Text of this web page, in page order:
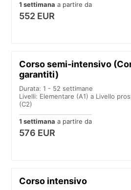
1 settimana a partire da
552 EUR
Corso semi-intensivo
garantiti)
Durata: 1 - 52 settimane
Livelli: Elementare (A1) a Livello
(C2)
1 settimana a partire da
576 EUR
Corso intensivo